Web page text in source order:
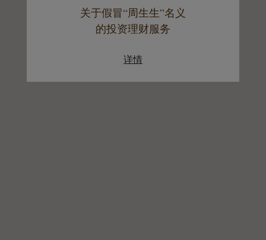
关于假冒“周生生”名义
的投资理财服务
详情